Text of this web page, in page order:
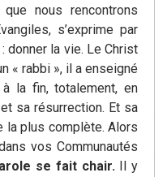
nous rencontrons
s’exprime par
donner la vie. Le Christ
« rabbi », il a enseigné
la fin, totalement, en
sa résurrection. Et sa
la plus complète. Alors
vos Communautés
se fait chair.Il y